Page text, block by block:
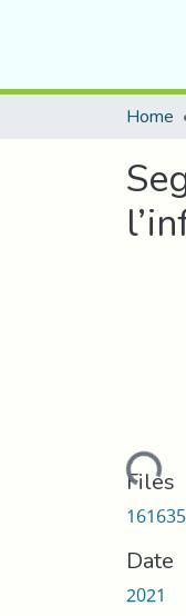
Home
Loading...
Files
Date
2021